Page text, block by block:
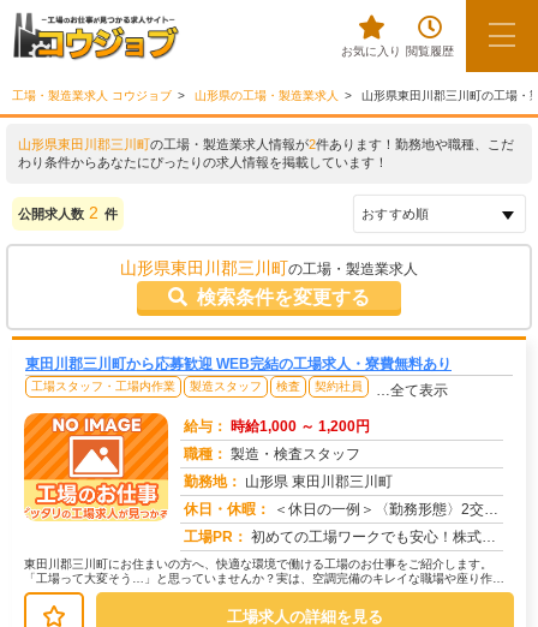
お気に入り 閲覧履歴
工場・製造業求人 コウジョブ 山形県の工場・製造業求人 山形県東田川郡三川町の工場・
山形県東田川郡三川町の工場・製造業求人情報が2件あります！勤務地や職種、こだ
わり条件からあなたにぴったりの求人情報を掲載しています！
公開求人数 2 件
山形県東田川郡三川町の工場・製造業求人
検索条件を変更する
東田川郡三川町から応募歓迎 WEB完結の工場求人・寮費無料あり
工場スタッフ・工場内作業 製造スタッフ 検査 契約社員 …全て表示
給与： 時給1,000 ～ 1,200円
職種： 製造・検査スタッフ
勤務地： 山形県 東田川郡三川町
休日・休暇：
＜休日の一例＞〈勤務形態〉2交替〈休日〉土日★ＧＷ・夏季・冬季・年末年始休暇あり★有給休暇あり※配属先により休日・...
工場PR： 初めての工場ワークでも安心！株式会社京栄センターなら、全国各地の豊富なお仕事の中から、あなたにぴったりの環境が見つ...
東田川郡三川町にお住まいの方へ、快適な環境で働ける工場のお仕事をご紹介します。
「工場って大変そう…」と思っていませんか？実は、空調完備のキレイな職場や座り作業
中心のお仕事もたくさんあります。【た...
工場求人の詳細を見る